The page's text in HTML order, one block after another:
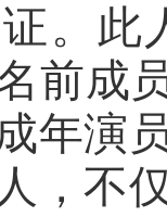
。此
前成
年演
，不